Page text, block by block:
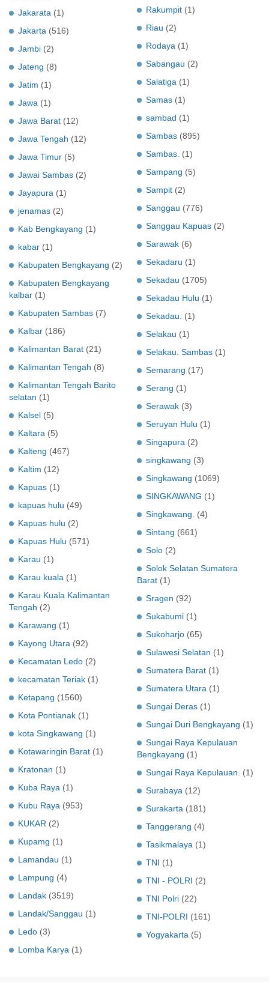
Jakarata (1)
Jakarta (516)
Jambi (2)
Jateng (8)
Jatim (1)
Jawa (1)
Jawa Barat (12)
Jawa Tengah (12)
Jawa Timur (5)
Jawai Sambas (2)
Jayapura (1)
jenamas (2)
Kab Bengkayang (1)
kabar (1)
Kabupaten Bengkayang (2)
Kabupaten Bengkayang
kalbar (1)
Kabupaten Sambas (7)
Kalbar (186)
Kalimantan Barat (21)
Kalimantan Tengah (8)
Kalimantan Tengah Barito
selatan (1)
Kalsel (5)
Kaltara (5)
Kalteng (467)
Kaltim (12)
Kapuas (1)
kapuas hulu (49)
Kapuas hulu (2)
Kapuas Hulu (571)
Karau (1)
Karau kuala (1)
Karau Kuala Kalimantan
Tengah (2)
Karawang (1)
Kayong Utara (92)
Kecamatan Ledo (2)
kecamatan Teriak (1)
Ketapang (1560)
Kota Pontianak (1)
kota Singkawang (1)
Kotawaringin Barat (1)
Kratonan (1)
Kuba Raya (1)
Kubu Raya (953)
KUKAR (2)
Kupamg (1)
Lamandau (1)
Lampung (4)
Landak (3519)
Landak/Sanggau (1)
Ledo (3)
Lomba Karya (1)
Rakumpit (1)
Riau (2)
Rodaya (1)
Sabangau (2)
Salatiga (1)
Samas (1)
sambad (1)
Sambas (895)
Sambas. (1)
Sampang (5)
Sampit (2)
Sanggau (776)
Sanggau Kapuas (2)
Sarawak (6)
Sekadaru (1)
Sekadau (1705)
Sekadau Hulu (1)
Sekadau.
(1)
Selakau (1)
Selakau. Sambas (1)
Semarang (17)
Serang (1)
Serawak (3)
Seruyan Hulu (1)
Singapura (2)
singkawang (3)
Singkawang (1069)
SINGKAWANG (1)
Singkawang.
(4)
Sintang (661)
Solo (2)
Solok Selatan Sumatera
Barat (1)
Sragen (92)
Sukabumi (1)
Sukoharjo (65)
Sulawesi Selatan (1)
Sumatera Barat (1)
Sumatera Utara (1)
Sungai Deras (1)
Sungai Duri Bengkayang (1)
Sungai Raya Kepulauan
Bengkayang (1)
Sungai Raya Kepulauan.
(1)
Surabaya (12)
Surakarta (181)
Tanggerang (4)
Tasikmalaya (1)
TNI (1)
TNI - POLRI (2)
TNI Polri (22)
TNI-POLRI (161)
Yogyakarta (5)